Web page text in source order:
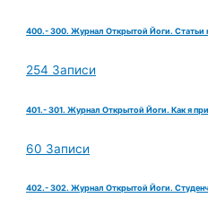
400.- 300. Журнал Открытой Йоги. Статьи
254 Записи
401.- 301. Журнал Открытой Йоги. Как я
60 Записи
402.- 302. Журнал Открытой Йоги.